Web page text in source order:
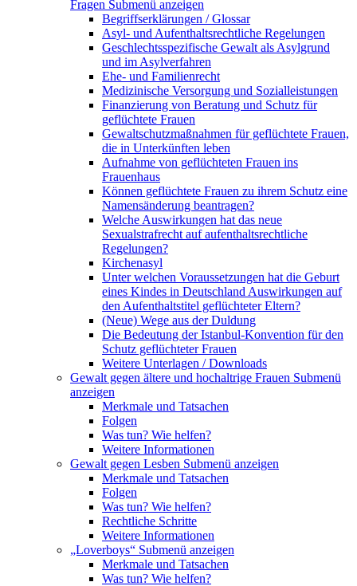
Fragen Submenü anzeigen
Begriffserklärungen / Glossar
Asyl- und Aufenthaltsrechtliche Regelungen
Geschlechtsspezifische Gewalt als Asylgrund
und im Asylverfahren
Ehe- und Familienrecht
Medizinische Versorgung und Sozialleistungen
Finanzierung von Beratung und Schutz für
geflüchtete Frauen
Gewaltschutzmaßnahmen für geflüchtete Frauen,
die in Unterkünften leben
Aufnahme von geflüchteten Frauen ins
Frauenhaus
Können geflüchtete Frauen zu ihrem Schutz eine
Namensänderung beantragen?
Welche Auswirkungen hat das neue
Sexualstrafrecht auf aufenthaltsrechtliche
Regelungen?
Kirchenasyl
Unter welchen Voraussetzungen hat die Geburt
eines Kindes in Deutschland Auswirkungen auf
den Aufenthaltstitel geflüchteter Eltern?
(Neue) Wege aus der Duldung
Die Bedeutung der Istanbul-Konvention für den
Schutz geflüchteter Frauen
Weitere Unterlagen / Downloads
Gewalt gegen ältere und hochaltrige Frauen Submenü
anzeigen
Merkmale und Tatsachen
Folgen
Was tun? Wie helfen?
Weitere Informationen
Gewalt gegen Lesben Submenü anzeigen
Merkmale und Tatsachen
Folgen
Was tun? Wie helfen?
Rechtliche Schritte
Weitere Informationen
„Loverboys“ Submenü anzeigen
Merkmale und Tatsachen
Was tun? Wie helfen?